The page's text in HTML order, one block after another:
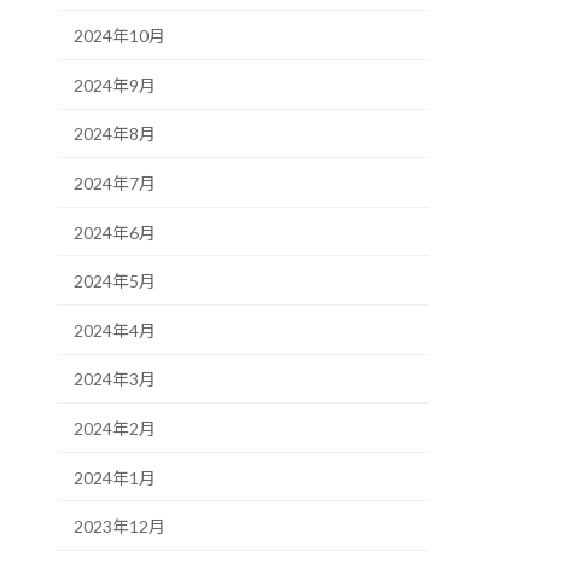
2024年10月
2024年9月
2024年8月
2024年7月
2024年6月
2024年5月
2024年4月
2024年3月
2024年2月
2024年1月
2023年12月